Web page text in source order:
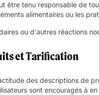
être tenu responsable de
alimentaires ou les
ou d'autres réactions
et Tarification
des descriptions de
sont encouragés à